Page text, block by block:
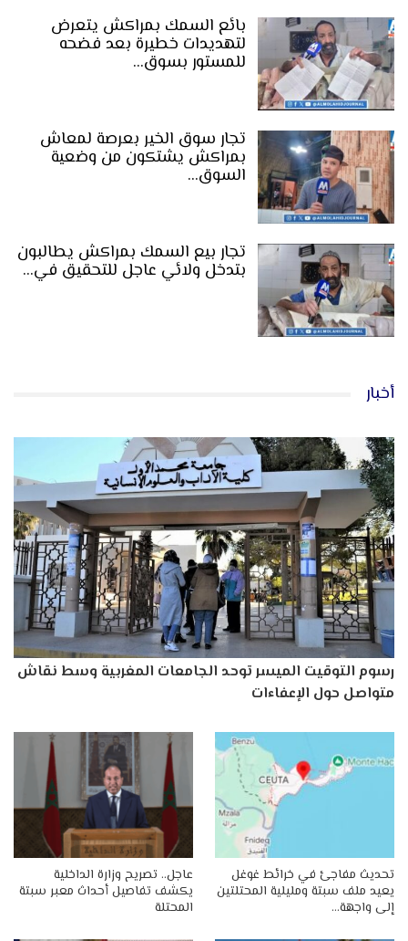
بائع السمك بمراكش يتعرض
لتهديدات خطيرة بعد فضحه
للمستور بسوق…
تجار سوق الخير بعرصة لمعاش
بمراكش يشتكون من وضعية
السوق…
تجار بيع السمك بمراكش يطالبون
بتدخل ولائي عاجل للتحقيق في…
أخبار
رسوم التوقيت الميسر توحد الجامعات المغربية وسط نقاش
متواصل حول الإعفاءات
تحديث مفاجئ في خرائط غوغل
يعيد ملف سبتة ومليلية المحتلتين
إلى واجهة…
عاجل.. تصريح وزارة الداخلية
يكشف تفاصيل أحداث معبر سبتة
المحتلة